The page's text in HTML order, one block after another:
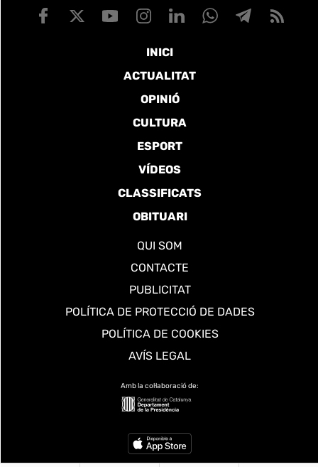
INICI
ACTUALITAT
OPINIÓ
CULTURA
ESPORT
VÍDEOS
CLASSIFICATS
OBITUARI
QUI SOM
CONTACTE
PUBLICITAT
POLÍTICA DE PROTECCIÓ DE DADES
POLÍTICA DE COOKIES
AVÍS LEGAL
Amb la col·laboració de: